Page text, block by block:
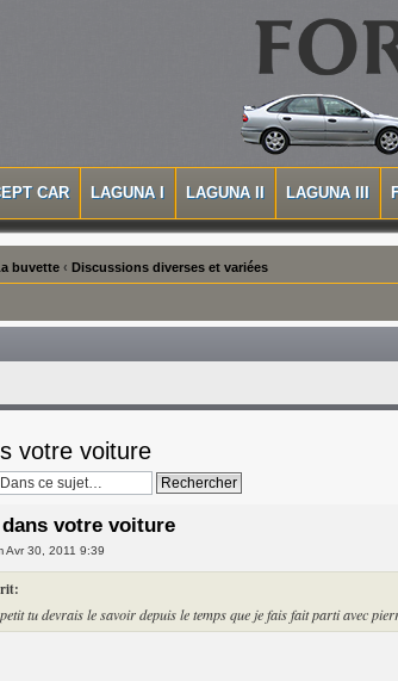
CAR LAGUNA I LAGUNA II LAGUNA III
buvette ‹ Discussions diverses et variées
votre voiture
votre voiture
Avr 30, 2011 9:39
tu devrais le savoir depuis le temps que je fais fait parti avec